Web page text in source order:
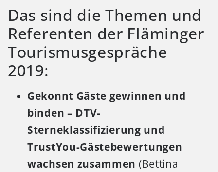
Das sind die Themen und
Referenten der Fläminger
Tourismusgespräche
2019:
Gekonnt Gäste gewinnen und
binden – DTV-
Sterneklassifizierung und
TrustYou-Gästebewertungen
wachsen zusammen (Bettina